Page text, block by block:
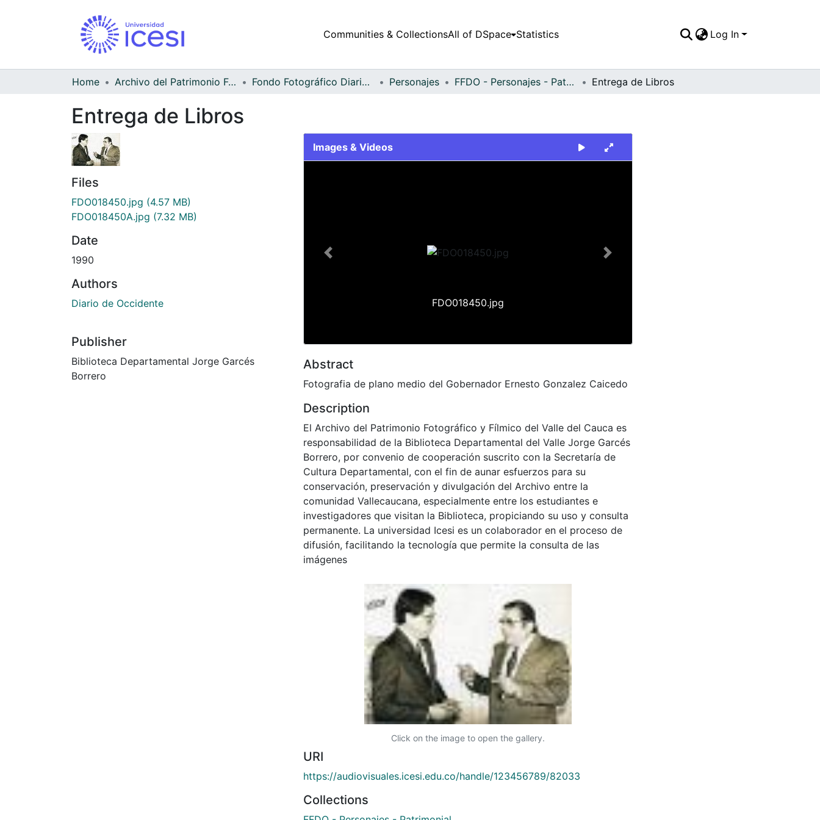
Communities & CollectionsAll of DSpace Statistics Log In
Home Archivo del Patrimonio Fotográfico y Fílmico del Valle del Cauca Fondo Fotográfico Diario Occidente Personajes FFDO - Personajes - Patrimonial Entrega de Libros
Entrega de Libros
Files
FDO018450.jpg (4.57 MB)
FDO018450A.jpg (7.32 MB)
Date
1990
Authors
Diario de Occidente
Publisher
Biblioteca Departamental Jorge Garcés
Borrero
Images & Videos
FDO018450.jpg
Previous Next
Abstract
Fotografia de plano medio del Gobernador Ernesto Gonzalez Caicedo
Description
El Archivo del Patrimonio Fotográfico y Fílmico del Valle del Cauca es
responsabilidad de la Biblioteca Departamental del Valle Jorge Garcés
Borrero, por convenio de cooperación suscrito con la Secretaría de
Cultura Departamental, con el fin de aunar esfuerzos para su
conservación, preservación y divulgación del Archivo entre la
comunidad Vallecaucana, especialmente entre los estudiantes e
investigadores que visitan la Biblioteca, propiciando su uso y consulta
permanente. La universidad Icesi es un colaborador en el proceso de
difusión, facilitando la tecnología que permite la consulta de las
imágenes
Click on the image to open the gallery.
URI
https://audiovisuales.icesi.edu.co/handle/123456789/82033
Collections